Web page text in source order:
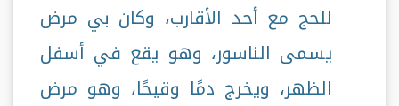
للحج مع أحد الأقارب، وكان بي مرض
يسمى الناسور، وهو يقع في أسفل
الظهر، ويخرج دمًا وقيحًا، وهو مرض